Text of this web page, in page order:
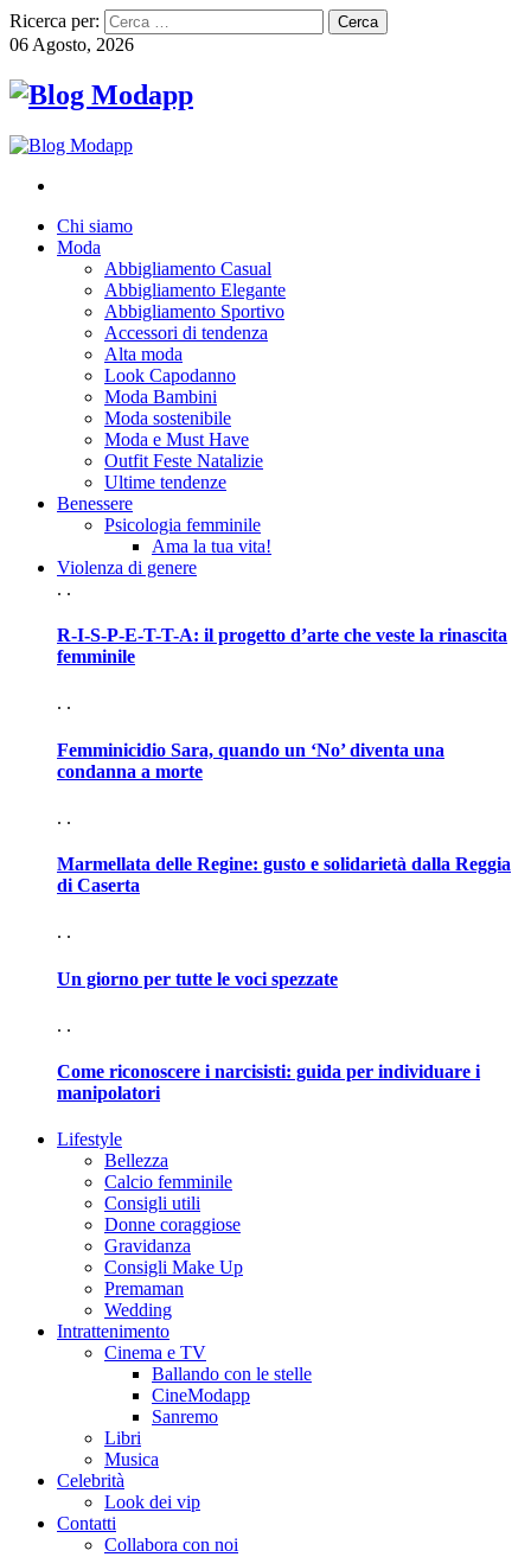
Ricerca per:
06 Agosto, 2026
Chi siamo
Moda
Abbigliamento Casual
Abbigliamento Elegante
Abbigliamento Sportivo
Accessori di tendenza
Alta moda
Look Capodanno
Moda Bambini
Moda sostenibile
Moda e Must Have
Outfit Feste Natalizie
Ultime tendenze
Benessere
Psicologia femminile
Ama la tua vita!
Violenza di genere
. .
R-I-S-P-E-T-T-A: il progetto d’arte che veste la rinascita
femminile
. .
Femminicidio Sara, quando un ‘No’ diventa una
condanna a morte
. .
Marmellata delle Regine: gusto e solidarietà dalla Reggia
di Caserta
. .
Un giorno per tutte le voci spezzate
. .
Come riconoscere i narcisisti: guida per individuare i
manipolatori
Lifestyle
Bellezza
Calcio femminile
Consigli utili
Donne coraggiose
Gravidanza
Consigli Make Up
Premaman
Wedding
Intrattenimento
Cinema e TV
Ballando con le stelle
CineModapp
Sanremo
Libri
Musica
Celebrità
Look dei vip
Contatti
Collabora con noi